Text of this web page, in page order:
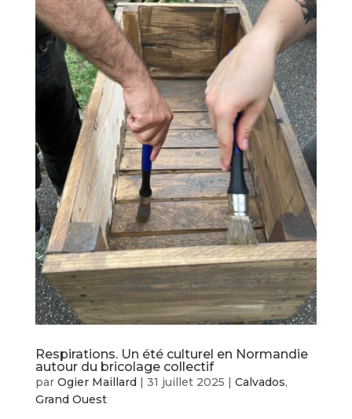
Respirations. Un été culturel en Normandie
autour du bricolage collectif
par Ogier Maillard| 31 juillet 2025 | Calvados,
Grand Ouest